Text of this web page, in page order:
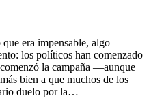
era impensable, algo
los políticos han comenzado
la campaña —aunque
bien a que muchos de los
duelo por la…